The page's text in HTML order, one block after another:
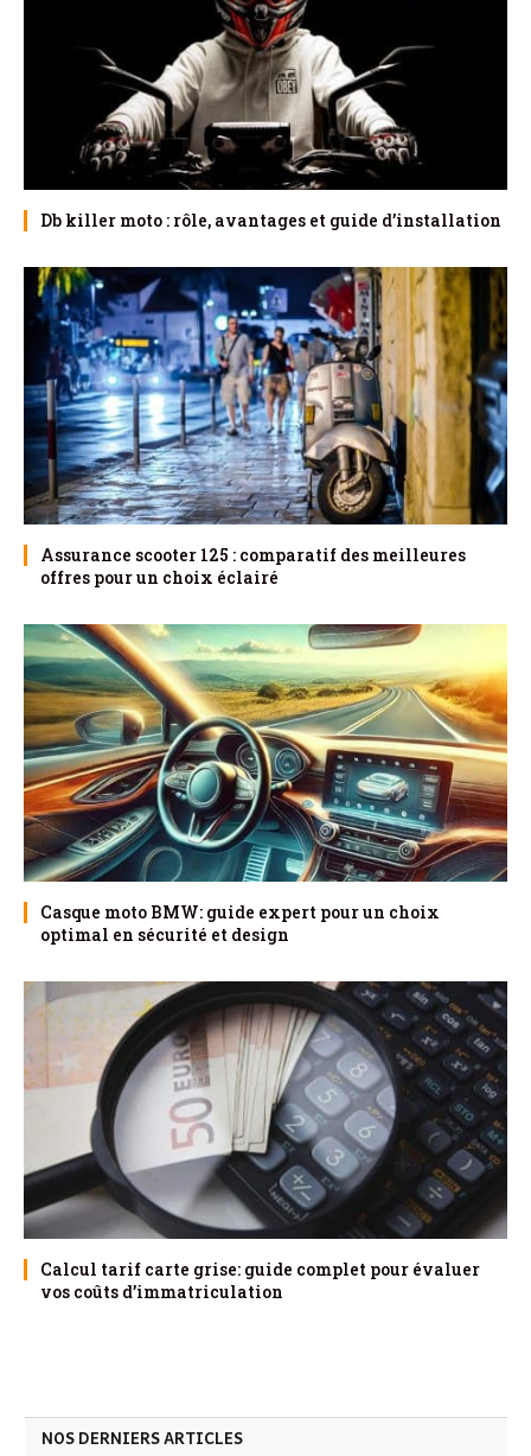
Db killer moto : rôle, avantages et guide d’installation
Assurance scooter 125 : comparatif des meilleures
offres pour un choix éclairé
Casque moto BMW: guide expert pour un choix
optimal en sécurité et design
Calcul tarif carte grise: guide complet pour évaluer
vos coûts d’immatriculation
NOS DERNIERS ARTICLES